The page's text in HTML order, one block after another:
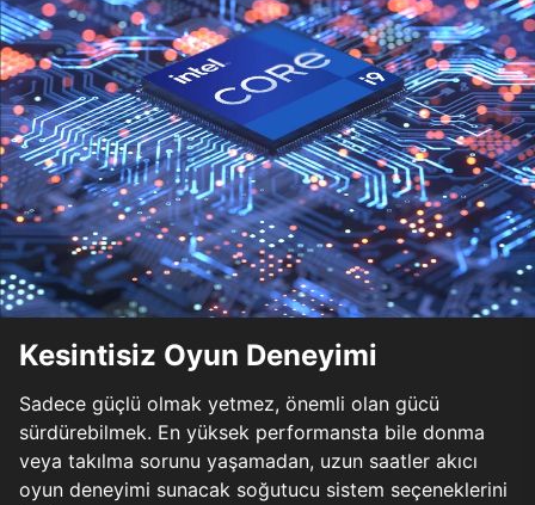
Kesintisiz Oyun Deneyimi
Sadece güçlü olmak yetmez, önemli olan gücü
sürdürebilmek. En yüksek performansta bile donma
veya takılma sorunu yaşamadan, uzun saatler akıcı
oyun deneyimi sunacak soğutucu sistem seçeneklerini